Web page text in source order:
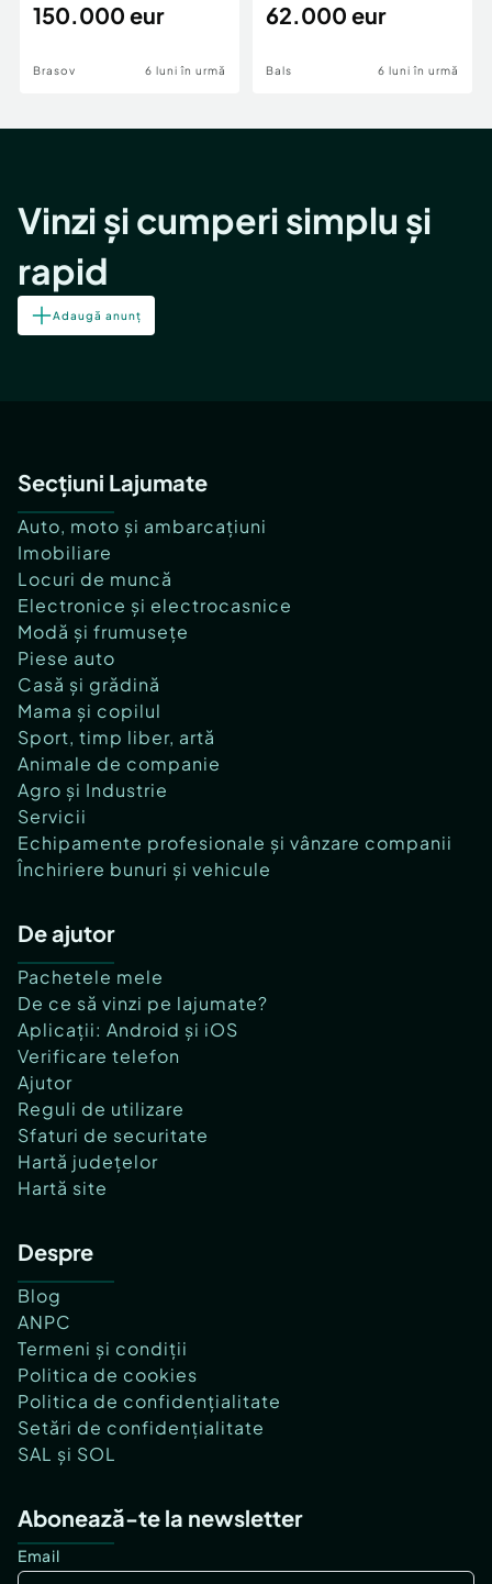
teren,deschidere Pia
150.000 eur
Brasov 6 luni în urmă
Periferie
62.000 eur
Bals 6 luni în urmă
Vinzi și cumperi simplu și
rapid
Adaugă anunț
Secțiuni Lajumate
Auto, moto și ambarcațiuni
Imobiliare
Locuri de muncă
Electronice și electrocasnice
Modă și frumusețe
Piese auto
Casă și grădină
Mama și copilul
Sport, timp liber, artă
Animale de companie
Agro și Industrie
Servicii
Echipamente profesionale și vânzare companii
Închiriere bunuri și vehicule
De ajutor
Pachetele mele
De ce să vinzi pe lajumate?
Aplicații: Android și iOS
Verificare telefon
Ajutor
Reguli de utilizare
Sfaturi de securitate
Hartă județelor
Hartă site
Despre
Blog
ANPC
Termeni și condiții
Politica de cookies
Politica de confidențialitate
Setări de confidențialitate
SAL și SOL
Abonează-te la newsletter
Email